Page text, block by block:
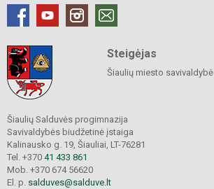
Steigėjas
Šiaulių miesto savivaldybė
Šiaulių Salduvės progimnazija
Savivaldybės biudžetinė įstaiga
Kalinausko g. 19, Šiauliai, LT-76281
Tel. +370 41 433 861
Mob. +370 674 56620
El. p. salduves@salduve.lt